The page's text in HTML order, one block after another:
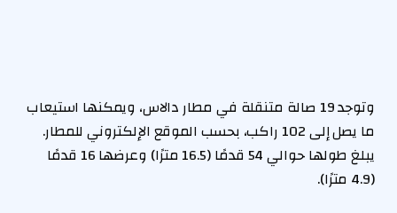
وتوجد 19 صالة متنقلة في مطار دالاس، ويمكنها استيعاب
ما يصل إلى 102 راكب، بحسب الموقع الإلكتروني للمطار.
يبلغ طولها حوالي 54 قدمًا (16.5 مترًا) وعرضها 16 قدمًا
(4.9 مترًا).